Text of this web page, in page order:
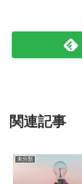
関連記事
未分類